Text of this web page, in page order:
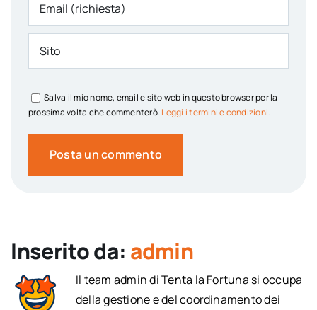
Salva il mio nome, email e sito web in questo browser per la
prossima volta che commenterò. Leggi i termini e condizioni.
Inserito da: admin
Il team admin di Tenta la Fortuna si occupa
della gestione e del coordinamento dei